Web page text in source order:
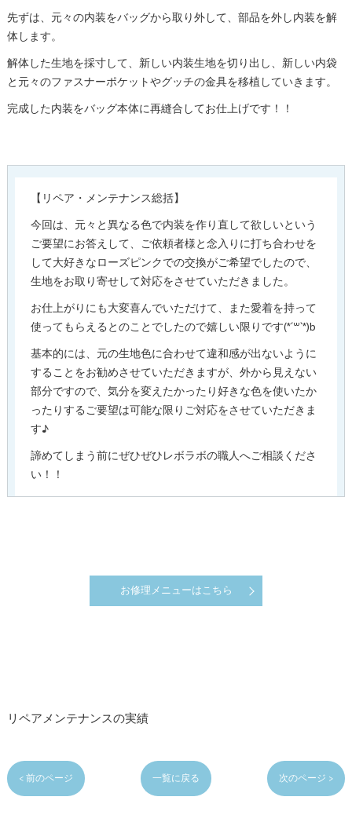
先ずは、元々の内装をバッグから取り外して、部品を外し内装を解
体します。
解体した生地を採寸して、新しい内装生地を切り出し、新しい内袋
と元々のファスナーポケットやグッチの金具を移植していきます。
完成した内装をバッグ本体に再縫合してお仕上げです！！
【リペア・メンテナンス総括】
今回は、元々と異なる色で内装を作り直して欲しいという
ご要望にお答えして、ご依頼者様と念入りに打ち合わせを
して大好きなローズピンクでの交換がご希望でしたので、
生地をお取り寄せして対応をさせていただきました。
お仕上がりにも大変喜んでいただけて、また愛着を持って
使ってもらえるとのことでしたので嬉しい限りです(*´꒳`*)b
基本的には、元の生地色に合わせて違和感が出ないように
することをお勧めさせていただきますが、外から見えない
部分ですので、気分を変えたかったり好きな色を使いたか
ったりするご要望は可能な限りご対応をさせていただきま
す♪
諦めてしまう前にぜひぜひレボラボの職人へご相談くださ
い！！
お修理メニューはこちら
リペアメンテナンスの実績
< 前のページ 一覧に戻る 次のページ >